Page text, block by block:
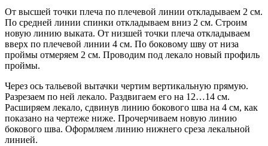
От высшей точки плеча по плечевой линии откладываем 2 см.
По средней линии спинки откладываем вниз 2 см. Строим
новую линию выката. От низшей точки плеча откладываем
вверх по плечевой линии 4 см. По боковому шву от низа
проймы отмеряем 2 см. Проводим под лекало новый профиль
проймы.
Через ось тальевой вытачки чертим вертикальную прямую.
Разрезаем по ней лекало. Раздвигаем его на 12…14 см.
Расширяем лекало, сдвинув линию бокового шва на 4 см, как
показано на чертеже ниже. Прочерчиваем новую линию
бокового шва. Оформляем линию нижнего среза лекальной
линией.